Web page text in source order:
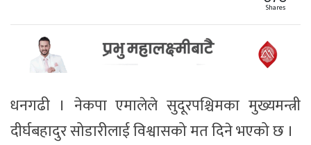
Shares
धनगढी । नेकपा एमालेले सुदूरपश्चिमका मुख्यमन्त्री
दीर्घबहादुर सोडारीलाई विश्वासको मत दिने भएको छ ।